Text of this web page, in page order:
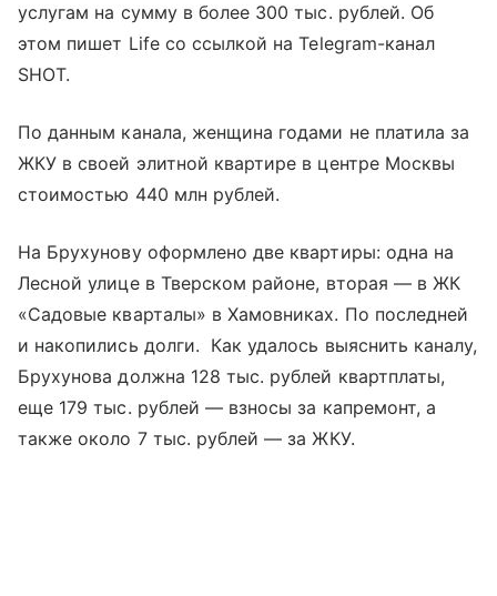
услугам на сумму в более 300 тыс. рублей. Об
этом пишет Life со ссылкой на Telegram-канал
SHOT.
По данным канала, женщина годами не платила за
ЖКУ в своей элитной квартире в центре Москвы
стоимостью 440 млн рублей.
На Брухунову оформлено две квартиры: одна на
Лесной улице в Тверском районе, вторая — в ЖК
«Садовые кварталы» в Хамовниках. По последней
и накопились долги. Как удалось выяснить каналу,
Брухунова должна 128 тыс. рублей квартплаты,
еще 179 тыс. рублей — взносы за капремонт, а
также около 7 тыс. рублей — за ЖКУ.